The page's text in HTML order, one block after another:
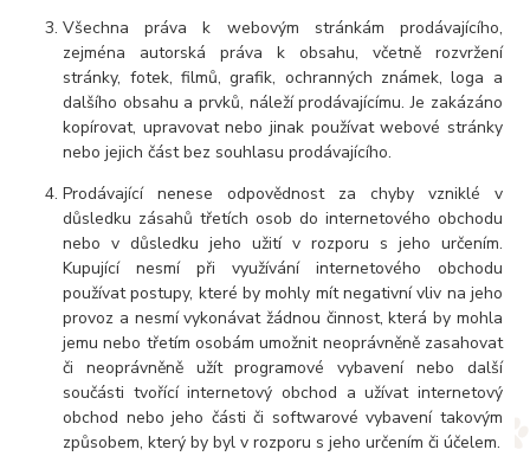
Všechna práva k webovým stránkám prodávajícího,
zejména autorská práva k obsahu, včetně rozvržení
stránky, fotek, filmů, grafik, ochranných známek, loga a
dalšího obsahu a prvků, náleží prodávajícímu. Je zakázáno
kopírovat, upravovat nebo jinak používat webové stránky
nebo jejich část bez souhlasu prodávajícího.
Prodávající nenese odpovědnost za chyby vzniklé v
důsledku zásahů třetích osob do internetového obchodu
nebo v důsledku jeho užití v rozporu s jeho určením.
Kupující nesmí při využívání internetového obchodu
používat postupy, které by mohly mít negativní vliv na jeho
provoz a nesmí vykonávat žádnou činnost, která by mohla
jemu nebo třetím osobám umožnit neoprávněně zasahovat
či neoprávněně užít programové vybavení nebo další
součásti tvořící internetový obchod a užívat internetový
obchod nebo jeho části či softwarové vybavení takovým
způsobem, který by byl v rozporu s jeho určením či účelem.